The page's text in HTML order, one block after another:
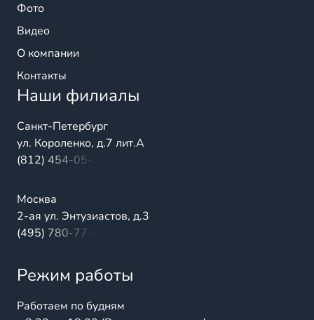
Фото
Видео
О компании
Контакты
Наши филиалы
Санкт-Петербург
ул. Короленко, д.7 лит.А
(812) 454-05-54
Москва
2-ая ул. Энтузиастов, д.3
(495) 780-77-98
Режим работы
Работаем по будням